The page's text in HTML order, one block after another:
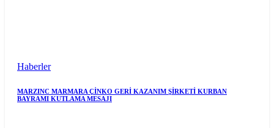
Haberler
MARZINC MARMARA ÇİNKO GERİ KAZANIM ŞİRKETİ KURBAN
BAYRAMI KUTLAMA MESAJI